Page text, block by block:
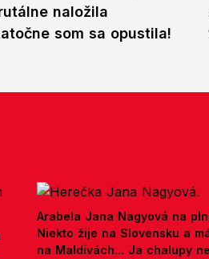
naložila
som sa opustila!
Arabela Jana Nagyová na
Niekto žije na Slovensku a
na Maldivách... Ja chalupy